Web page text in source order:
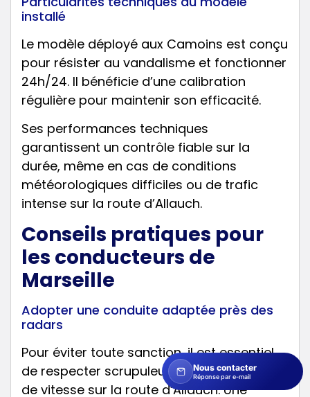
installé
Le modèle déployé aux Camoins est conçu
pour résister au vandalisme et fonctionner
24h/24. Il bénéficie d’une calibration
régulière pour maintenir son efficacité.
Ses performances techniques
garantissent un contrôle fiable sur la
durée, même en cas de conditions
météorologiques difficiles ou de trafic
intense sur la route d’Allauch.
Conseils pratiques pour
les conducteurs de
Marseille
Adopter une conduite adaptée près des
radars
Pour éviter toute sanction, il est essentiel
de respecter scrupuleusement la limitation
de vitesse sur la route d’Allauch. Une
Nous contacter
Réponse par e-mail